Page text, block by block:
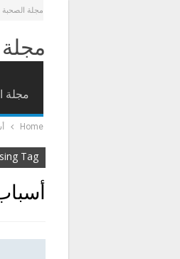
مجلة الصحبة
مجلة
Home
Tag